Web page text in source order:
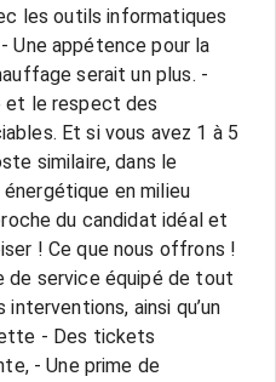
les outils informatiques
appétence pour la
serait un plus. -
et le respect des
Et si vous avez 1 à 5
similaire, dans le
en milieu
du candidat idéal et
! Ce que nous offrons !
de service équipé de tout
ainsi qu’un
- Des tickets
- Une prime de